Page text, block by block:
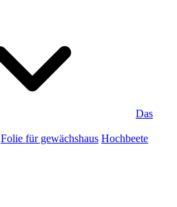
Das
Folie für gewächshaus Hochbeete